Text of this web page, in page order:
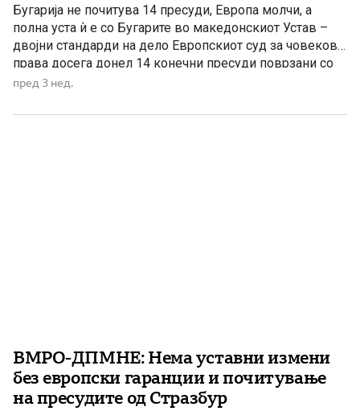
Бугарија не почитува 14 пресуди, Европа молчи, а
полна уста ѝ е со Бугарите во македонскиот Устав –
двојни стандарди на дело Европскиот суд за човекови
права досега донел 14 конечни пресуди поврзани со
правото на Македонците во Бугарија слободно да се
ги застапуваат своите права. Шест […]
пред 3 нед.
ВМРО-ДПМНЕ: Нема уставни измени
без европски гаранции и почитување
на пресудите од Стразбур